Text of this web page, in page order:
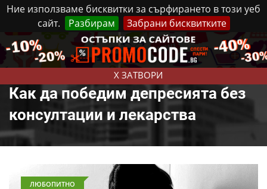
Ние използваме бисквитки за сърфирането в този уеб
сайт.
Разбирам Забрани бисквитките
X ЗАТВОРИ
Петък, 7 Август, 2026 Реклама Контакти
Как да победим депресията без
консултации и лекарства
ЛЮБОПИТНО